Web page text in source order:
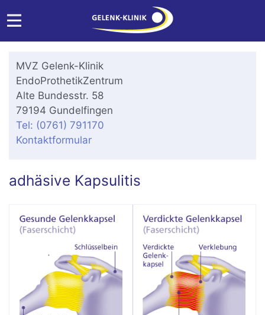
MVZ Gelenk-Klinik
EndoProthetikZentrum
Alte Bundesstr. 58
79194 Gundelfingen
Tel: (0761) 791170
Kontaktformular
adhäsive Kapsulitis